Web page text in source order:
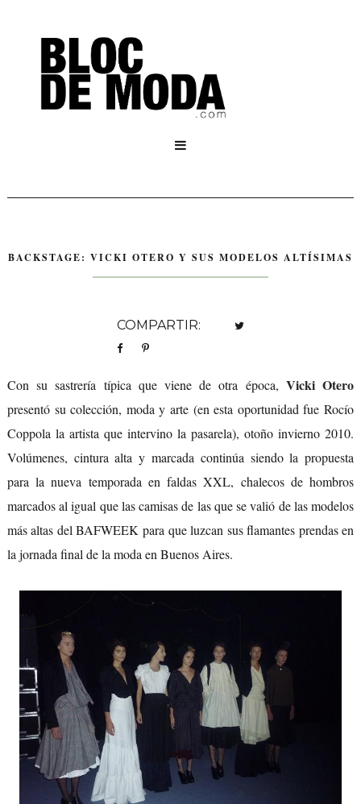

BACKSTAGE: VICKI OTERO Y SUS MODELOS ALTÍSIMAS
COMPARTIR:
Con su sastrería típica que viene de otra época, Vicki Otero
presentó su colección, moda y arte (en esta oportunidad fue Rocío
Coppola la artista que intervino la pasarela), otoño invierno 2010.
Volúmenes, cintura alta y marcada continúa siendo la propuesta
para la nueva temporada en faldas XXL, chalecos de hombros
marcados al igual que las camisas de las que se valió de las modelos
más altas del BAFWEEK para que luzcan sus flamantes prendas en
la jornada final de la moda en Buenos Aires.